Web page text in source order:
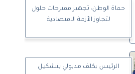
حماة الوطن: تجهيز مقترحات حلول
لتجاوز الأزمة الاقتصادية
الرئيس يكلف مدبولي بتشكيل